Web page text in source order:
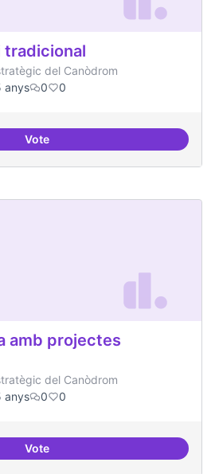
tradicional
del Canòdrom
anys 0 0
VoteCultura digital i tradicional
amb projectes
del Canòdrom
anys 0 0
VoteTreball en xarxa amb projectes